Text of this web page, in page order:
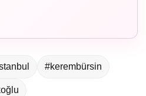
#kerembürsin